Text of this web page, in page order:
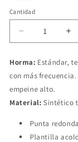
Cantidad
Reducir
cantidad
Bolicheros
Kim
Negro
Horma: Estándar,
con más
empeine alto.
Material: Sintético
Punta redonda
Plantilla